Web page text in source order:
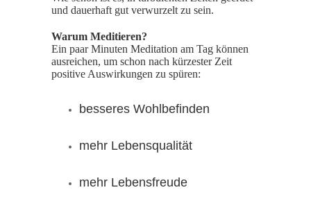
und dauerhaft gut verwurzelt zu sein.
Warum Meditieren?
Ein paar Minuten Meditation am Tag können
ausreichen, um schon nach kürzester Zeit
positive Auswirkungen zu spüren:
besseres Wohlbefinden
mehr Lebensqualität
mehr Lebensfreude